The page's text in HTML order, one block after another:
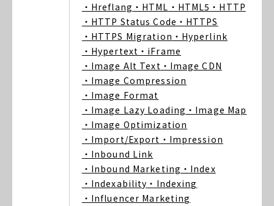
・Hreflang ・HTML ・HTML5 ・HTTP
・HTTP Status Code ・HTTPS
・HTTPS Migration ・Hyperlink
・Hypertext ・iFrame
・Image Alt Text ・Image CDN
・Image Compression
・Image Format
・Image Lazy Loading ・Image Map
・Image Optimization
・Import/Export ・Impression
・Inbound Link
・Inbound Marketing ・Index
・Indexability ・Indexing
・Influencer Marketing